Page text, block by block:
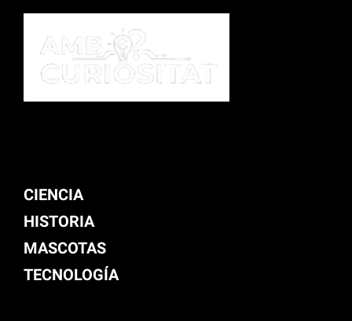
CIENCIA
HISTORIA
MASCOTAS
TECNOLOGÍA